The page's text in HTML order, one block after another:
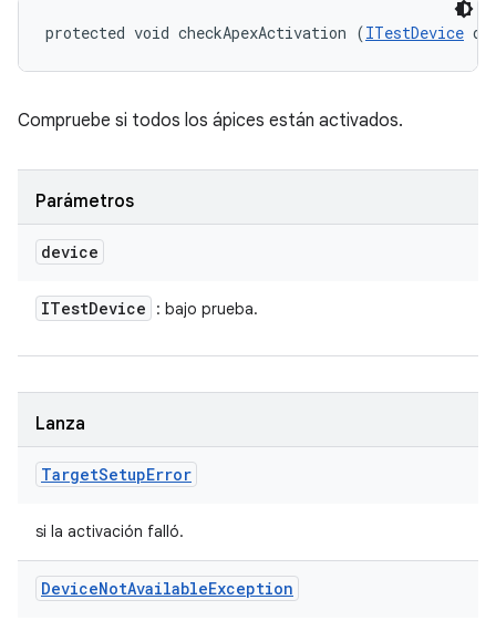
protected void checkApexActivation (ITestDevice
Compruebe si todos los ápices están activados.
Parámetros
device
ITestDevice : bajo prueba.
Lanza
TargetSetupError
si la activación falló.
DeviceNotAvailableException